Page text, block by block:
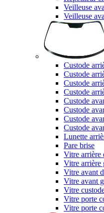
Veilleuse
Veilleuse
Custode
Custode
Custode
Custode
Custode
Custode
Custode
Custode
Lunette
Pare brise
Vitre arrière
Vitre arrière
Vitre avant
Vitre avant
Vitre
Vitre porte
Vitre porte